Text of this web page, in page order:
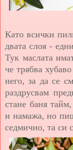
Като всички
двата слоя -
Тук маслата
че трябва
него, за да се
раздрусвам
стане баня
и намажа, но
седмично, та си